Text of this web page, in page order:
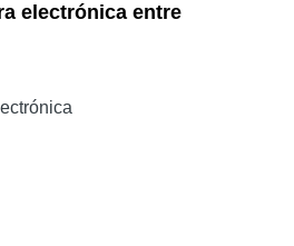
electrónica entre